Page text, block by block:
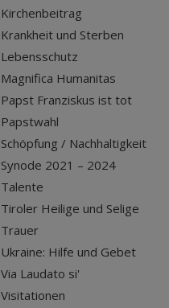
Kirchenbeitrag
Krankheit und Sterben
Lebensschutz
Magnifica Humanitas
Papst Franziskus ist tot
Papstwahl
Schöpfung / Nachhaltigkeit
Synode 2021 – 2024
Talente
Tiroler Heilige und Selige
Trauer
Ukraine: Hilfe und Gebet
Via Laudato si'
Visitationen